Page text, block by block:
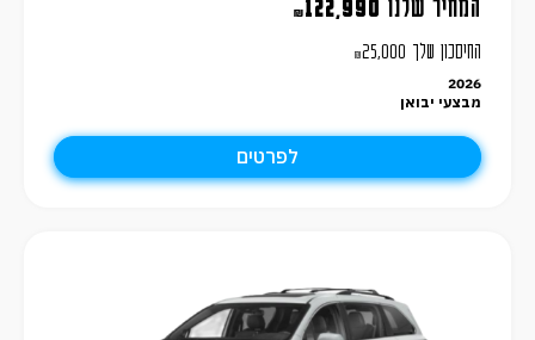
המחיר שלנו ₪122,990
החיסכון שלך ₪25,000
2026
מבצעי יבואן
לפרטים